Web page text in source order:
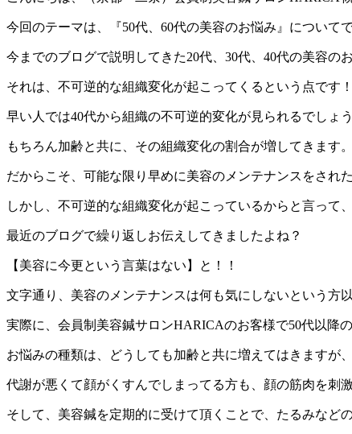
今回のテーマは、『50代、60代の美容のお悩み』についてで
今までのブログで説明してきた20代、30代、40代の美容の
それは、不可逆的な組織変化が起こってくるという点です！
早い人では40代から組織の不可逆的変化が見られるでしょう
もちろん加齢と共に、その組織変化の割合が増してきます。
だからこそ、可能な限り早めに美容のメンテナンスをされ
しかし、不可逆的な組織変化が起こっているからと言って
最近のブログで繰り返しお伝えしてきましたよね？
【美容に今更という言葉はない】と！！
文字通り、美容のメンテナンスは何も気にしないという方
実際に、会員制美容鍼サロンHARICAのお客様で50代以降
お悩みの種類は、どうしても加齢と共に増えてはきますが
代謝が悪くて顔がくすんでしまってる方も、顔の筋肉を刺
そして、美容鍼を定期的に受けて頂くことで、たるみなど